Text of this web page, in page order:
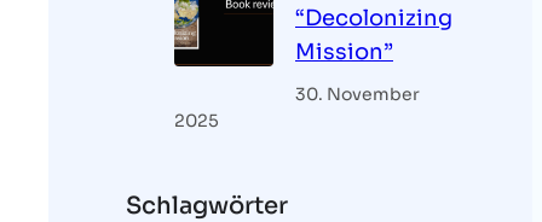
“Decolonizing
Mission”
30. November
2025
Schlagwörter